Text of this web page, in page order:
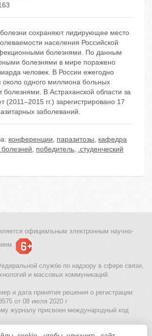
сохраняют лидирующее место
населения Российской
болезнями. По данным
болезнями в мире поражено
человек. В России ежегодно
около одного миллиона больных
болезнями. В Астраханской области за
(2011–2015 гг.) зарегистрировано 17
заболеваний.
конференции, паразитозы, кафедра
, победитель, .студенческий
официальным электронным научно-
службе по надзору в сфере связи,
и массовых коммуникаций.
и дата принятия решения о регистрации:
от 08 июля 2020 г
журналу присвоен международный код